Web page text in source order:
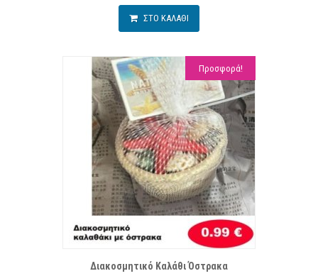
ΣΤΟ ΚΑΛΑΘΙ
Προσφορά!
Διακοσμητικό Καλάθι Όστρακα